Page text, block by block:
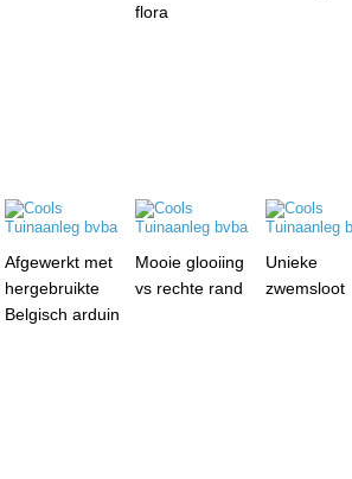
flora
Afgewerkt met
hergebruikte
Belgisch arduin
Mooie glooiing
vs rechte rand
Unieke
zwemsloot